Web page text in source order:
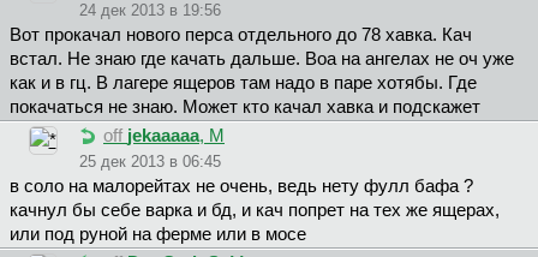
24 дек 2013 в 19:56
Вот прокачал нового перса отдельного до 78 хавка. Кач
встал. Не знаю где качать дальше. Воа на ангелах не оч уже
как и в гц. В лагере ящеров там надо в паре хотябы. Где
покачаться не знаю. Может кто качал хавка и подскажет
off jekaaaaa, М
25 дек 2013 в 06:45
в соло на малорейтах не очень, ведь нету фулл бафа ?
качнул бы себе варка и бд, и кач попрет на тех же ящерах,
или под руной на ферме или в мосе